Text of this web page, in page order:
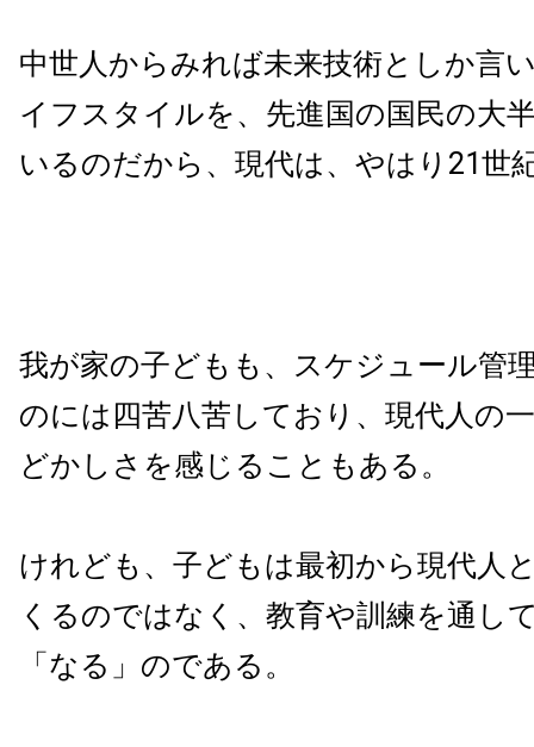
中世人からみれば未来技術としか言
イフスタイルを、先進国の国民の大
いるのだから、現代は、やはり21世
我が家の子どもも、スケジュール管
のには四苦八苦しており、現代人の
どかしさを感じることもある。
けれども、子どもは最初から現代人
くるのではなく、教育や訓練を通し
「なる」のである。